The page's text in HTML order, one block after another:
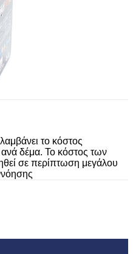
το κόστος
ανά δέμα. Το κόστος των
σε περίπτωση μεγάλου